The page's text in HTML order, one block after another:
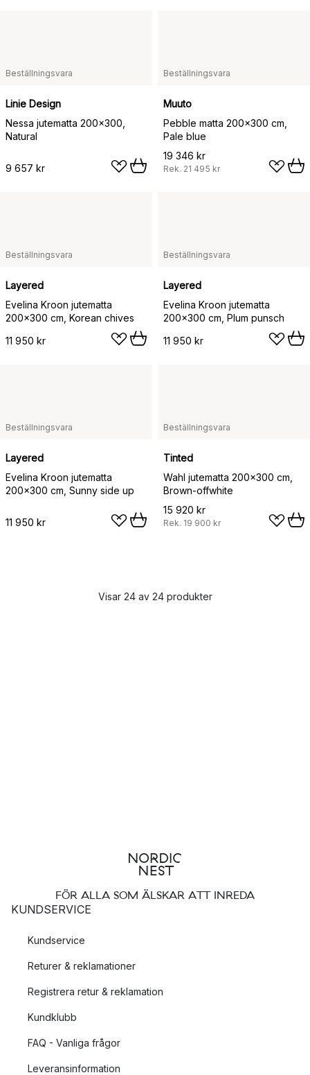
Beställningsvara
Linie Design
Nessa jutematta 200x300,
Natural
9 657 kr
Beställningsvara
Muuto
Pebble matta 200x300 cm,
Pale blue
19 346 kr
Rek. 21 495 kr
Beställningsvara
Layered
Evelina Kroon jutematta
200x300 cm, Korean chives
11 950 kr
Beställningsvara
Layered
Evelina Kroon jutematta
200x300 cm, Plum punsch
11 950 kr
Beställningsvara
Layered
Evelina Kroon jutematta
200x300 cm, Sunny side up
11 950 kr
Beställningsvara
Tinted
Wahl jutematta 200x300 cm,
Brown-offwhite
15 920 kr
Rek. 19 900 kr
Visar 24 av 24 produkter
FÖR ALLA SOM ÄLSKAR ATT INREDA
KUNDSERVICE
Kundservice
Returer & reklamationer
Registrera retur & reklamation
Kundklubb
FAQ - Vanliga frågor
Leveransinformation